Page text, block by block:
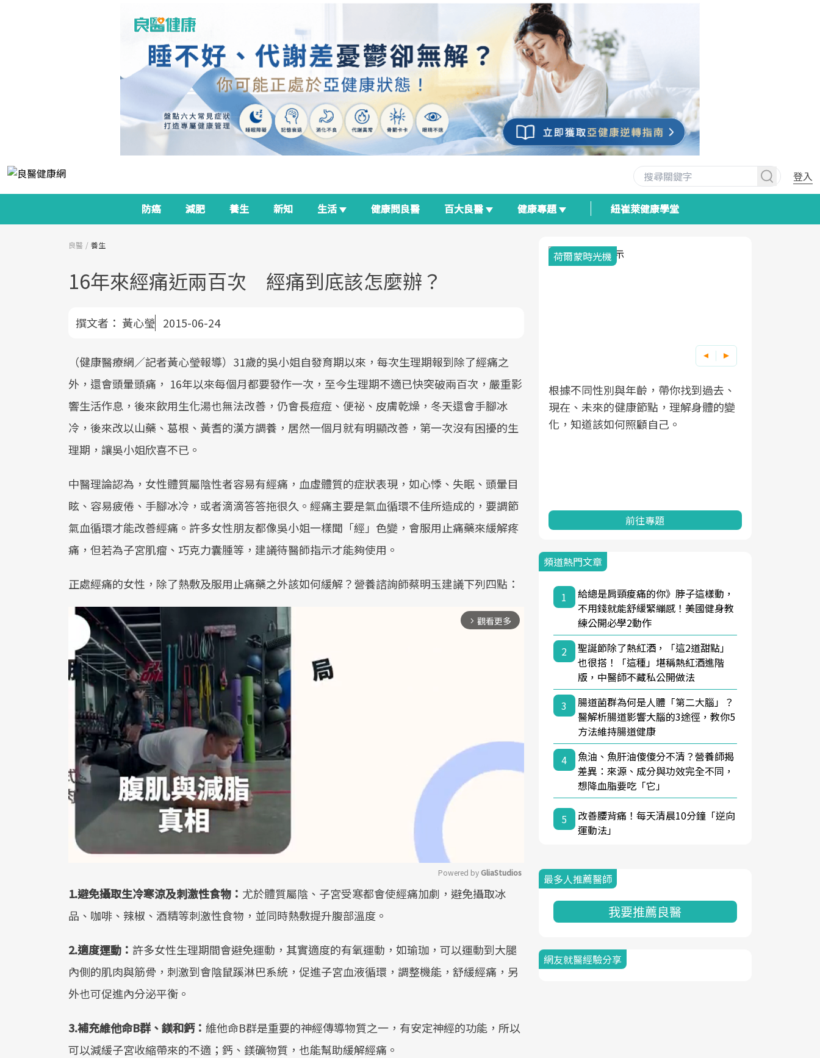
登入
防癌 減肥 養生 新知 生活 健康問良醫 百大良醫 健康專題 紐崔萊健康學堂
良醫 養生
16年來經痛近兩百次 經痛到底該怎麼辦？
撰文者： 黃心瑩 2015-06-24
（健康醫療網／記者黃心瑩報導）31歲的吳小姐自發育期以來，每次生理期報到除了經痛之
外，還會頭暈頭痛， 16年以來每個月都要發作一次，至今生理期不適已快突破兩百次，嚴重影
響生活作息，後來飲用生化湯也無法改善，仍會長痘痘、便祕、皮膚乾燥，冬天還會手腳冰
冷，後來改以山藥、葛根、黃耆的漢方調養，居然一個月就有明顯改善，第一次沒有困擾的生
理期，讓吳小姐欣喜不已。
中醫理論認為，女性體質屬陰性者容易有經痛，血虛體質的症狀表現，如心悸、失眠、頭暈目
眩、容易疲倦、手腳冰冷，或者滴滴答答拖很久。經痛主要是氣血循環不佳所造成的，要調節
氣血循環才能改善經痛。許多女性朋友都像吳小姐一樣聞「經」色變，會服用止痛藥來緩解疼
痛，但若為子宮肌瘤、巧克力囊腫等，建議待醫師指示才能夠使用。
正處經痛的女性，除了熱敷及服用止痛藥之外該如何緩解？營養諮詢師蔡明玉建議下列四點：
arrow_forward_ios 觀看更多
Powered by GliaStudios
1.避免攝取生冷寒涼及刺激性食物： 尤於體質屬陰、子宮受寒都會使經痛加劇，避免攝取冰
品、咖啡、辣椒、酒精等刺激性食物，並同時熱敷提升腹部溫度。
2.適度運動： 許多女性生理期間會避免運動，其實適度的有氧運動，如瑜珈，可以運動到大腿
內側的肌肉與筋骨，刺激到會陰鼠蹊淋巴系統，促進子宮血液循環，調整機能，舒緩經痛，另
外也可促進內分泌平衡。
3.補充維他命B群、鎂和鈣： 維他命B群是重要的神經傳導物質之一，有安定神經的功能，所以
可以減緩子宮收縮帶來的不適；鈣、鎂礦物質，也能幫助緩解經痛。
面對超高齡社會的浪潮，台灣正在快速
邁向「健康照護」的新時代。隨著國家
政策如「健康台灣推動委員會」與「長
療院所的服務，更是民眾了解自身健康
狀況、啟動健康管理的重要起點。
前往專題
2025年，就到良醫生活祭體驗「一站式
健康新生活」，從講座、體驗到運動，
全面啟動你的健康革命！
前往專題
良醫健康網從「換季的身體變化」出
發，透過醫學觀點與日常感受的對話，
建立對亞健康的認知，進而引導實際的
前往專題
荷爾蒙時光機
根據不同性別與年齡，帶你找到過去、
現在、未來的健康節點，理解身體的變
化，知道該如何照顧自己。
前往專題
頻道熱門文章
1
給總是肩頸痠痛的你》脖子這樣動，
不用錢就能舒緩緊繃感！美國健身教
練公開必學2動作
2
聖誕節除了熱紅酒，「這2道甜點」
也很搭！「這種」堪稱熱紅酒進階
版，中醫師不藏私公開做法
3
腸道菌群為何是人體「第二大腦」？
醫解析腸道影響大腦的3途徑，教你5
方法維持腸道健康
4
魚油、魚肝油傻傻分不清？營養師揭
差異：來源、成分與功效完全不同，
想降血脂要吃「它」
5
改善腰背痛！每天清晨10分鐘「逆向
運動法」
最多人推薦醫師
我要推薦良醫
網友就醫經驗分享